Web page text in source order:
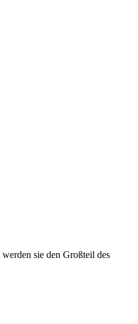
sie den Großteil des